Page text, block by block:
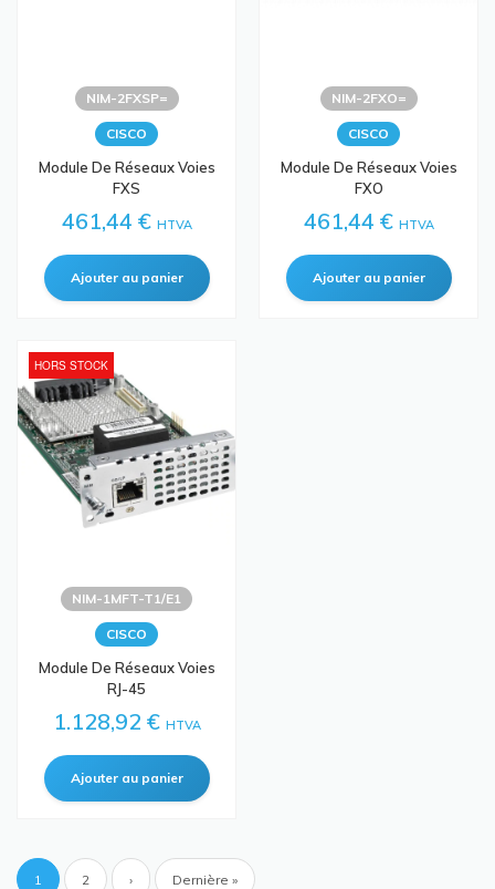
NIM-2FXSP=
CISCO
Module De Réseaux Voies
FXS
461,44 € HTVA
NIM-2FXO=
CISCO
Module De Réseaux Voies
FXO
461,44 € HTVA
HORS STOCK
NIM-1MFT-T1/E1
CISCO
Module De Réseaux Voies
RJ-45
1.128,92 € HTVA
Pagination
Page
1 Page
2 Page
› Dernière
Dernière »